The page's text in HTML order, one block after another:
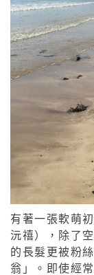
有著一張軟萌
沅禧），除了
的長髮更被粉
翁」。即使經